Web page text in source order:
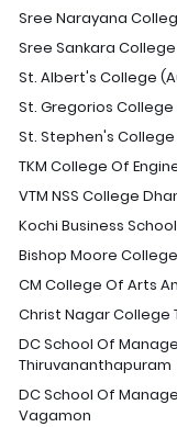
Sree Narayana
Sree Sankara
St. Albert's College
St. Gregorios
St. Stephen's
TKM College Of
VTM NSS College
Kochi Business School
Bishop Moore
CM College Of Arts
Christ Nagar College
DC School Of
Thiruvananthapuram
DC School Of
Vagamon